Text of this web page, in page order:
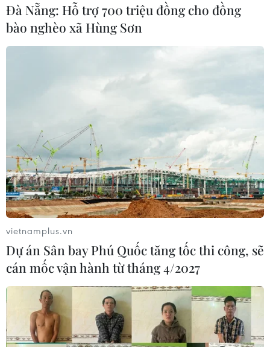
Đà Nẵng: Hỗ trợ 700 triệu đồng cho đồng
bào nghèo xã Hùng Sơn
vietnamplus.vn
Dự án Sân bay Phú Quốc tăng tốc thi công, sẽ
cán mốc vận hành từ tháng 4/2027